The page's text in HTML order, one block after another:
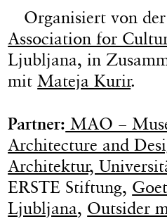
Organisiert von
Association for
Ljubljana, in
mitMateja Kurir.
Partner: MAO −
Architecture and
Architektur,
ERSTE Stiftung,
Ljubljana, Outsider